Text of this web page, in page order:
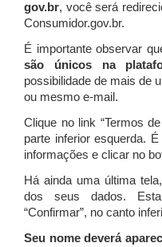
gov.br, você será
Consumidor.gov.br.
É importante observar
são únicos na
possibilidade de mais de
ou mesmo e-mail.
Clique no link “Termos
parte inferior esquerda.
informações e clicar no
Há ainda uma última
dos seus dados.
“Confirmar”, no canto
Seu nome deverá